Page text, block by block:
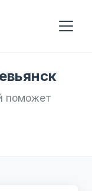
поможет